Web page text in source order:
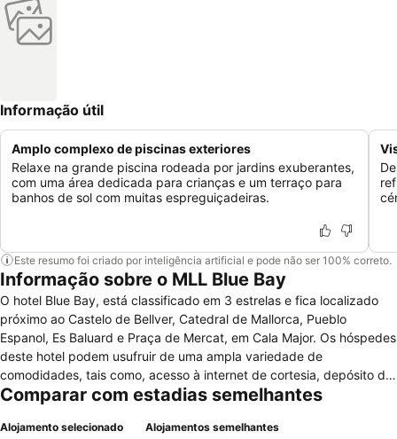
Informação útil
Amplo complexo de piscinas exteriores
Relaxe na grande piscina rodeada por jardins exuberantes,
com uma área dedicada para crianças e um terraço para
banhos de sol com muitas espreguiçadeiras.
Este resumo foi criado por inteligência artificial e pode não ser 100% correto.
Informação sobre o MLL Blue Bay
O hotel Blue Bay, está classificado em 3 estrelas e fica localizado
próximo ao Castelo de Bellver, Catedral de Mallorca, Pueblo
Espanol, Es Baluard e Praça de Mercat, em Cala Major. Os hóspedes
deste hotel podem usufruir de uma ampla variedade de
comodidades, tais como, acesso à internet de cortesia, depósito de
bagagens, elevador, estacionamento, assistência turística, serviço
uma recepção 24 horas. Para quem procura lazer, este hotel
Comparar com estadias semelhantes
Alojamento selecionado Alojamentos semelhantes